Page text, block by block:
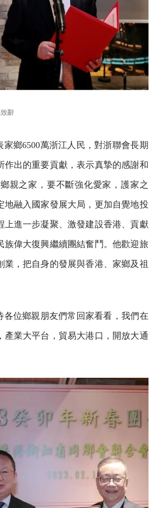
辭
鄉6500萬浙江人民，對浙聯會長期
作出的重要貢獻，表示真摯的感謝和
親之家，要不斷強化愛家，護家之
融入國家發展大局，更加自覺地投
進一步凝聚、激發建設香港、貢獻
族偉大復興繼續團結奮鬥。他歡迎旅
，把自身的發展與香港、家鄉及祖
位鄉親朋友們常回家看看，我們在
產業大平台，貿易大港口，開放大通